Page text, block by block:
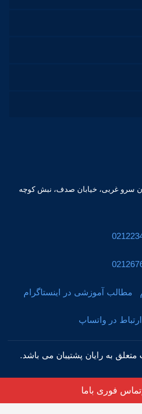
سرو غربی، خیابان صدف، نبش کوچه
مطالب آموزشی در اینستاگرام
در واتساپ
به رایان پشتیبان می باشد.
تماس فوری باما